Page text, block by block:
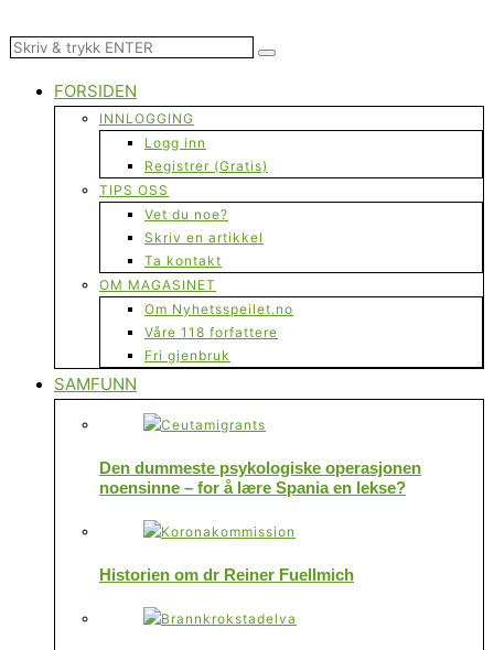
FORSIDEN
INNLOGGING
Logg inn
Registrer (Gratis)
TIPS OSS
Vet du noe?
Skriv en artikkel
Ta kontakt
OM MAGASINET
Om Nyhetsspeilet.no
Våre 118 forfattere
Fri gjenbruk
SAMFUNN
Den dummeste psykologiske operasjonen
noensinne – for å lære Spania en lekse?
Historien om dr Reiner Fuellmich